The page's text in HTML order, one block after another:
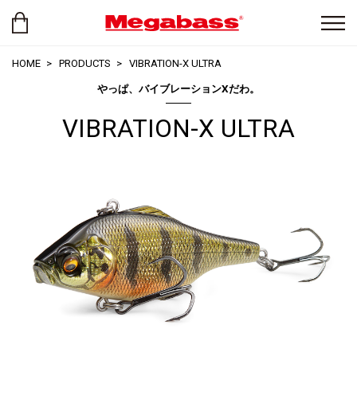
HOME PRODUCTS VIBRATION-X ULTRA
やっぱ、バイブレーションXだわ。
VIBRATION-X ULTRA